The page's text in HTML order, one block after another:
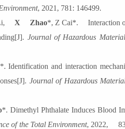
, 2021, 781: 146499.
X Zhao*, Z Cai*.
Interaction
Journal of Hazardous
*. Identification and interaction
Journal of Hazardous
*. Dimethyl Phthalate Induces Blood
of the Total Environment, 2022,